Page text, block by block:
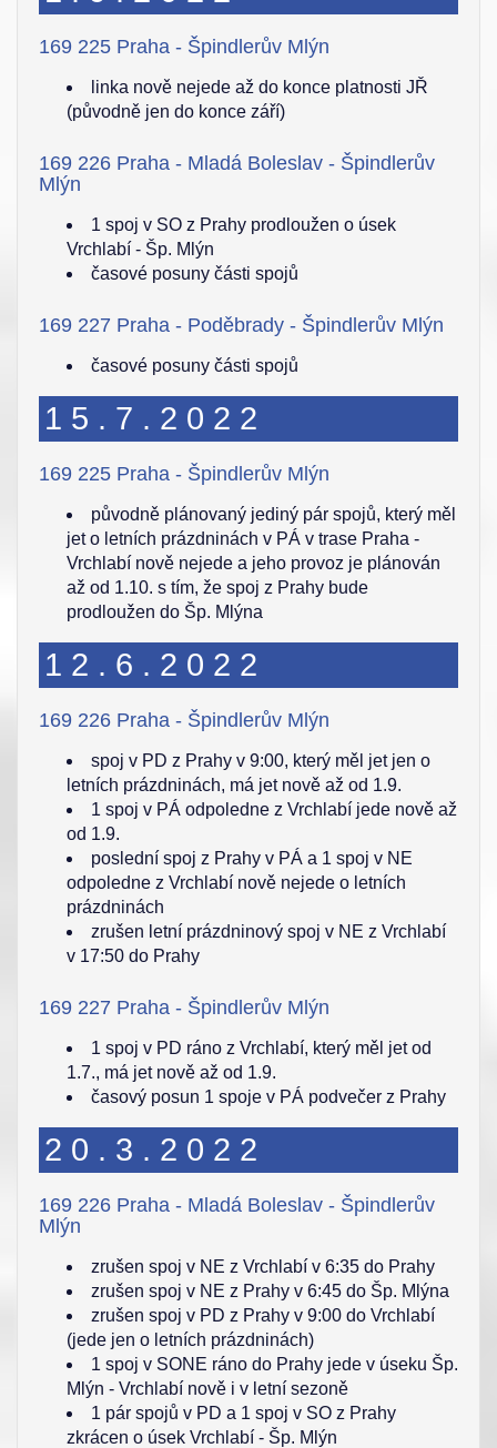
169 225 Praha - Špindlerův Mlýn
linka nově nejede až do konce platnosti JŘ
(původně jen do konce září)
169 226 Praha - Mladá Boleslav - Špindlerův
Mlýn
1 spoj v SO z Prahy prodloužen o úsek
Vrchlabí - Šp. Mlýn
časové posuny části spojů
169 227 Praha - Poděbrady - Špindlerův Mlýn
časové posuny části spojů
15.7.2022
169 225 Praha - Špindlerův Mlýn
původně plánovaný jediný pár spojů, který měl
jet o letních prázdninách v PÁ v trase Praha -
Vrchlabí nově nejede a jeho provoz je plánován
až od 1.10. s tím, že spoj z Prahy bude
prodloužen do Šp. Mlýna
12.6.2022
169 226 Praha - Špindlerův Mlýn
spoj v PD z Prahy v 9:00, který měl jet jen o
letních prázdninách, má jet nově až od 1.9.
1 spoj v PÁ odpoledne z Vrchlabí jede nově až
od 1.9.
poslední spoj z Prahy v PÁ a 1 spoj v NE
odpoledne z Vrchlabí nově nejede o letních
prázdninách
zrušen letní prázdninový spoj v NE z Vrchlabí
v 17:50 do Prahy
169 227 Praha - Špindlerův Mlýn
1 spoj v PD ráno z Vrchlabí, který měl jet od
1.7., má jet nově až od 1.9.
časový posun 1 spoje v PÁ podvečer z Prahy
20.3.2022
169 226 Praha - Mladá Boleslav - Špindlerův
Mlýn
zrušen spoj v NE z Vrchlabí v 6:35 do Prahy
zrušen spoj v NE z Prahy v 6:45 do Šp. Mlýna
zrušen spoj v PD z Prahy v 9:00 do Vrchlabí
(jede jen o letních prázdninách)
1 spoj v SONE ráno do Prahy jede v úseku Šp.
Mlýn - Vrchlabí nově i v letní sezoně
1 pár spojů v PD a 1 spoj v SO z Prahy
zkrácen o úsek Vrchlabí - Šp. Mlýn